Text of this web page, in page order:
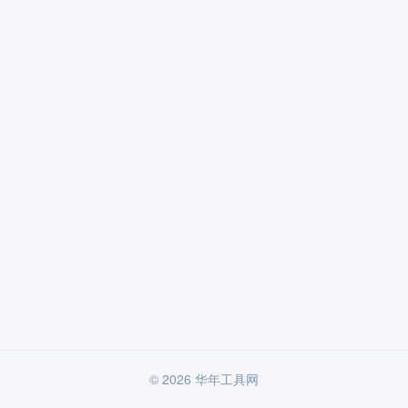
© 2026 华年工具网